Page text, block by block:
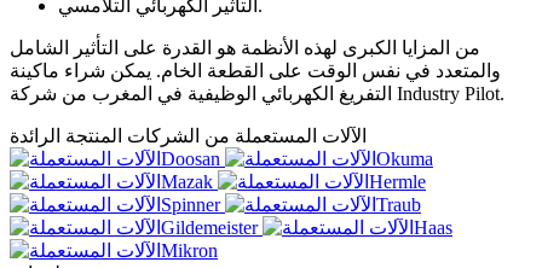
التأثير الكهربائي التلامسي.
من المزايا الكبرى لهذه الأنظمة هو القدرة على التأثير الشامل
والمتعدد في نفس الوقت على القطعة الخام. يمكن شراء ماكينة
التفريغ الكهربائي الوظيفية في المغرب من شركة Industry Pilot.
الآلات المستعملة من الشركات المنتجة الرائدة